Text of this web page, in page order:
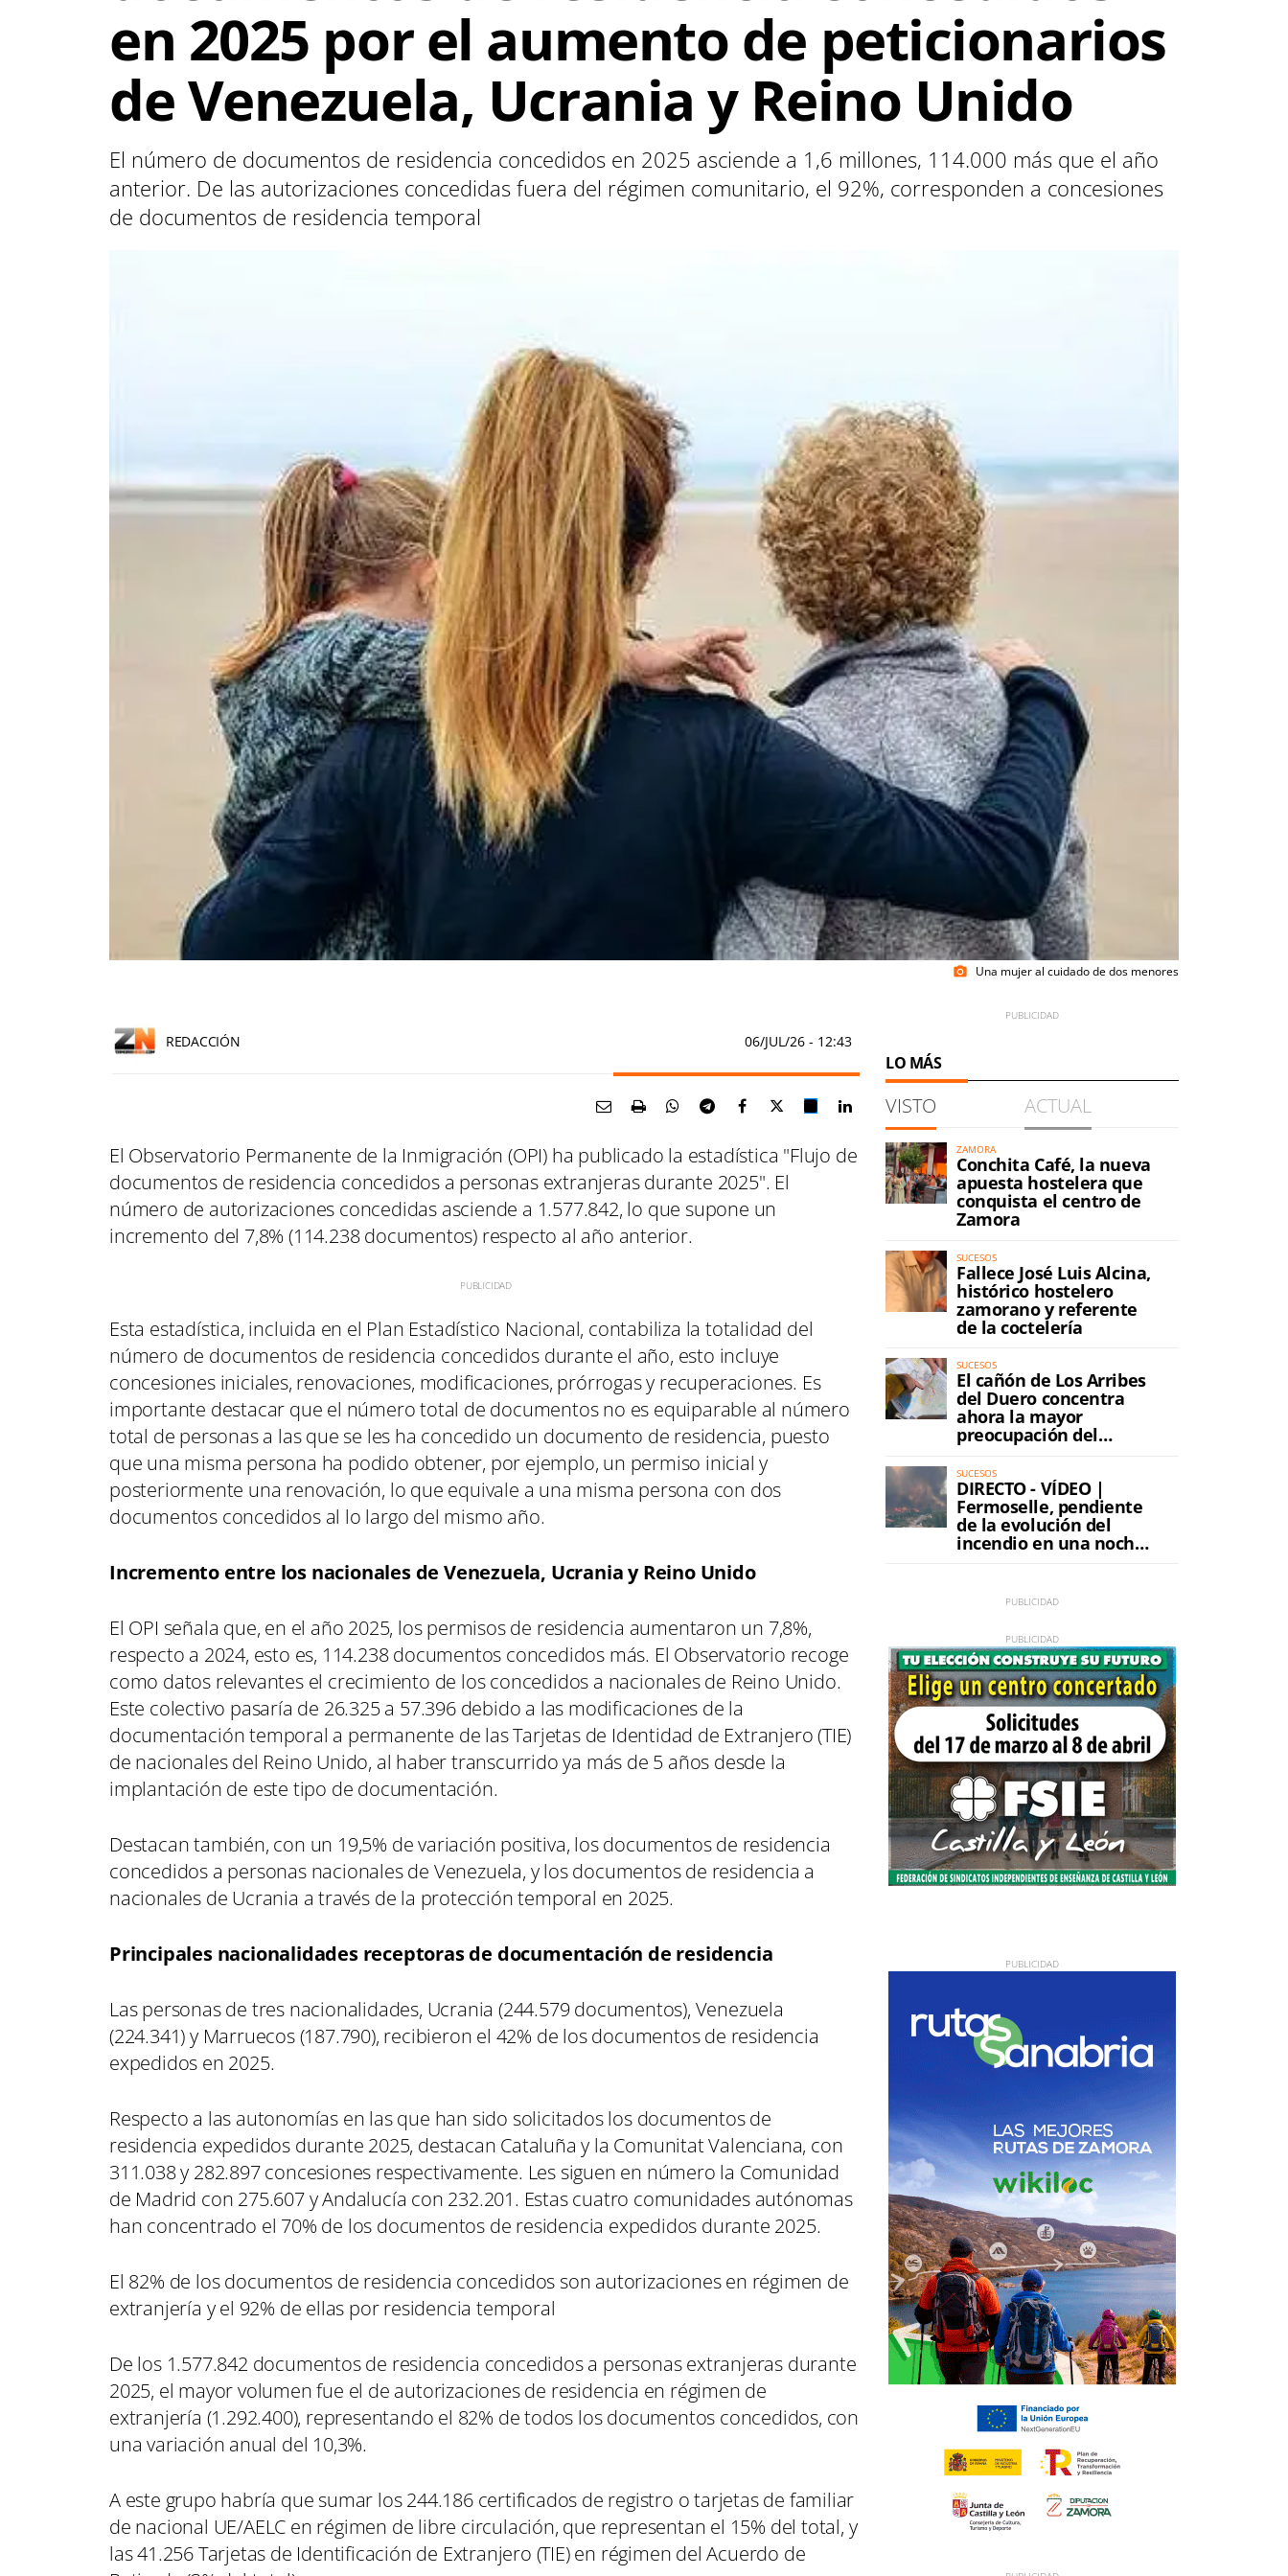
en 2025 por el aumento de peticionarios
de Venezuela, Ucrania y Reino Unido
El número de documentos de residencia concedidos en 2025 asciende a 1,6 millones, 114.000 más que el año
anterior. De las autorizaciones concedidas fuera del régimen comunitario, el 92%, corresponden a concesiones
de documentos de residencia temporal
photo_camera Una mujer al cuidado de dos menores
REDACCIÓN 06/JUL/26 - 12:43
El Observatorio Permanente de la Inmigración (OPI) ha publicado la estadística "Flujo de
documentos de residencia concedidos a personas extranjeras durante 2025". El
número de autorizaciones concedidas asciende a 1.577.842, lo que supone un
incremento del 7,8% (114.238 documentos) respecto al año anterior.
Esta estadística, incluida en el Plan Estadístico Nacional, contabiliza la totalidad del
número de documentos de residencia concedidos durante el año, esto incluye
concesiones iniciales, renovaciones, modificaciones, prórrogas y recuperaciones. Es
importante destacar que el número total de documentos no es equiparable al número
total de personas a las que se les ha concedido un documento de residencia, puesto
que una misma persona ha podido obtener, por ejemplo, un permiso inicial y
posteriormente una renovación, lo que equivale a una misma persona con dos
documentos concedidos al lo largo del mismo año.
Incremento entre los nacionales de Venezuela, Ucrania y Reino Unido
El OPI señala que, en el año 2025, los permisos de residencia aumentaron un 7,8%,
respecto a 2024, esto es, 114.238 documentos concedidos más. El Observatorio recoge
como datos relevantes el crecimiento de los concedidos a nacionales de Reino Unido.
Este colectivo pasaría de 26.325 a 57.396 debido a las modificaciones de la
documentación temporal a permanente de las Tarjetas de Identidad de Extranjero (TIE)
de nacionales del Reino Unido, al haber transcurrido ya más de 5 años desde la
implantación de este tipo de documentación.
Destacan también, con un 19,5% de variación positiva, los documentos de residencia
concedidos a personas nacionales de Venezuela, y los documentos de residencia a
nacionales de Ucrania a través de la protección temporal en 2025.
Principales nacionalidades receptoras de documentación de residencia
Las personas de tres nacionalidades, Ucrania (244.579 documentos), Venezuela
(224.341) y Marruecos (187.790), recibieron el 42% de los documentos de residencia
expedidos en 2025.
Respecto a las autonomías en las que han sido solicitados los documentos de
residencia expedidos durante 2025, destacan Cataluña y la Comunitat Valenciana, con
311.038 y 282.897 concesiones respectivamente. Les siguen en número la Comunidad
de Madrid con 275.607 y Andalucía con 232.201. Estas cuatro comunidades autónomas
han concentrado el 70% de los documentos de residencia expedidos durante 2025.
El 82% de los documentos de residencia concedidos son autorizaciones en régimen de
extranjería y el 92% de ellas por residencia temporal
De los 1.577.842 documentos de residencia concedidos a personas extranjeras durante
2025, el mayor volumen fue el de autorizaciones de residencia en régimen de
extranjería (1.292.400), representando el 82% de todos los documentos concedidos, con
una variación anual del 10,3%.
A este grupo habría que sumar los 244.186 certificados de registro o tarjetas de familiar
de nacional UE/AELC en régimen de libre circulación, que representan el 15% del total, y
las 41.256 Tarjetas de Identificación de Extranjero (TIE) en régimen del Acuerdo de
LO MÁS
VISTO ACTUAL
ZAMORA
Conchita Café, la nueva
apuesta hostelera que
conquista el centro de
Zamora
SUCESOS
Fallece José Luis Alcina,
histórico hostelero
zamorano y referente
de la coctelería
SUCESOS
El cañón de Los Arribes
del Duero concentra
ahora la mayor
preocupación del
incendio
SUCESOS
DIRECTO - VÍDEO |
Fermoselle, pendiente
de la evolución del
incendio en una noche